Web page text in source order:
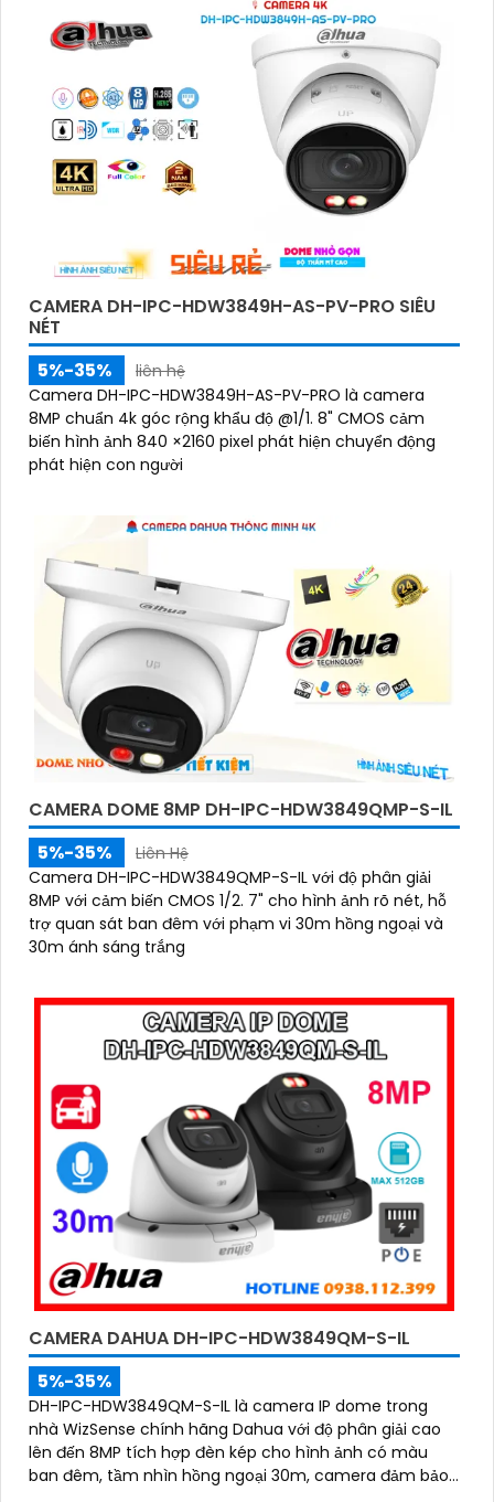
CAMERA DH-IPC-HDW3849H-AS-PV-PRO SIÊU
NÉT
5%-35%
liên hệ
Camera DH-IPC-HDW3849H-AS-PV-PRO là camera
8MP chuẩn 4k góc rộng khẩu độ @1/1. 8" CMOS cảm
biến hình ảnh 840 ×2160 pixel phát hiện chuyển động
phát hiện con người
CAMERA DOME 8MP DH-IPC-HDW3849QMP-S-IL
5%-35%
Liên Hệ
Camera DH-IPC-HDW3849QMP-S-IL với độ phân giải
8MP với cảm biến CMOS 1/2. 7" cho hình ảnh rõ nét, hỗ
trợ quan sát ban đêm với phạm vi 30m hồng ngoại và
30m ánh sáng trắng
CAMERA DAHUA DH-IPC-HDW3849QM-S-IL
5%-35%
DH-IPC-HDW3849QM-S-IL là camera IP dome trong
nhà WizSense chính hãng Dahua với độ phân giải cao
lên đến 8MP tích hợp đèn kép cho hình ảnh có màu
ban đêm, tầm nhìn hồng ngoại 30m, camera đảm bảo